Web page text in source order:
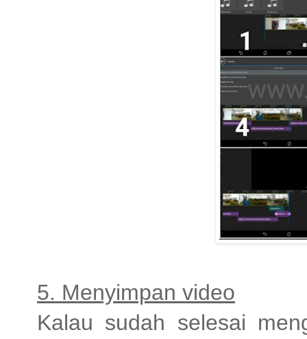
5. Menyimpan video
Kalau sudah selesai